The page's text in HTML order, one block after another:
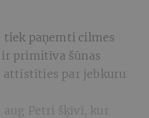
tiek paņemti cilmes
ir primitīva šūnas
attīstīties par jebkuru
aug Petri šķīvī, kur